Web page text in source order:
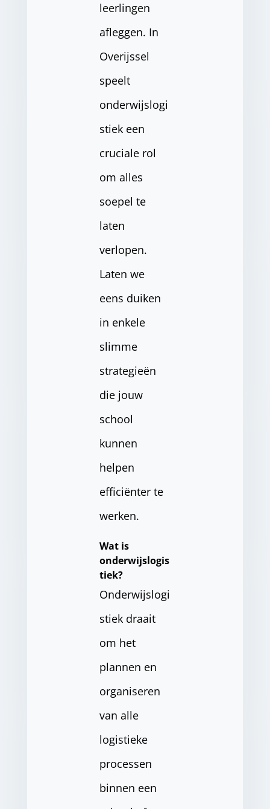
leerlingen
afleggen. In
Overijssel
speelt
onderwijslogi
stiek een
cruciale rol
om alles
soepel te
laten
verlopen.
Laten we
eens duiken
in enkele
slimme
strategieën
die jouw
school
kunnen
helpen
efficiënter te
werken.
Wat is
onderwijslogis
tiek?
Onderwijslogi
stiek draait
om het
plannen en
organiseren
van alle
logistieke
processen
binnen een